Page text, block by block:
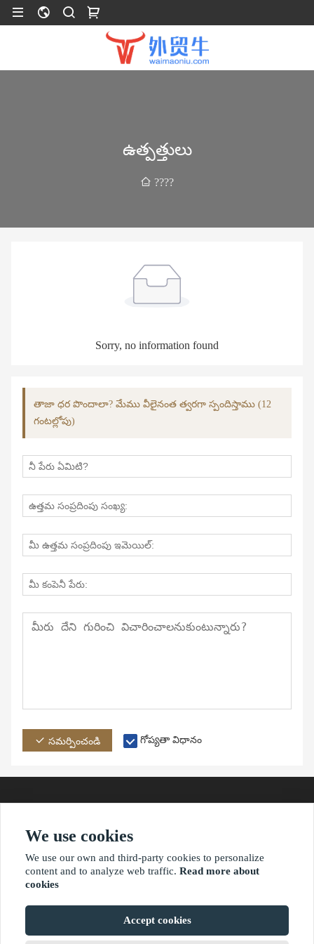
ఉత్పత్తులు
????
Sorry, no information found
తాజా ధర పొందాలా? మేము వీలైనంత త్వరగా స్పందిస్తాము (12
గంటల్లోపు)
సమర్పించండి గోప్యతా విధానం
చిరునామా
?2021 waimaoniu.net
We use cookies
We use our own and third-party cookies to personalize
content and to analyze web traffic. Read more about
cookies
Accept cookies